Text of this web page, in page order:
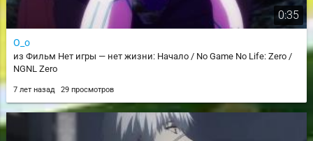
0:35
О_о
из Фильм Нет игры — нет жизни: Начало / No Game No Life: Zero /
NGNL Zero
7 лет назад 29 просмотров